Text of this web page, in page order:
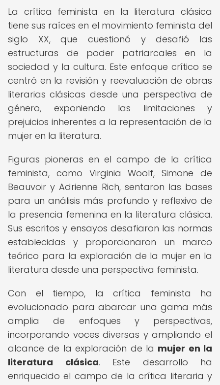
La crítica feminista en la literatura clásica
tiene sus raíces en el movimiento feminista del
siglo XX, que cuestionó y desafió las
estructuras de poder patriarcales en la
sociedad y la cultura. Este enfoque crítico se
centró en la revisión y reevaluación de obras
literarias clásicas desde una perspectiva de
género, exponiendo las limitaciones y
prejuicios inherentes a la representación de la
mujer en la literatura.
Figuras pioneras en el campo de la crítica
feminista, como Virginia Woolf, Simone de
Beauvoir y Adrienne Rich, sentaron las bases
para un análisis más profundo y reflexivo de
la presencia femenina en la literatura clásica.
Sus escritos y ensayos desafiaron las normas
establecidas y proporcionaron un marco
teórico para la exploración de la mujer en la
literatura desde una perspectiva feminista.
Con el tiempo, la crítica feminista ha
evolucionado para abarcar una gama más
amplia de enfoques y perspectivas,
incorporando voces diversas y ampliando el
alcance de la exploración de la mujer en la
literatura clásica. Este desarrollo ha
enriquecido el campo de la crítica literaria y